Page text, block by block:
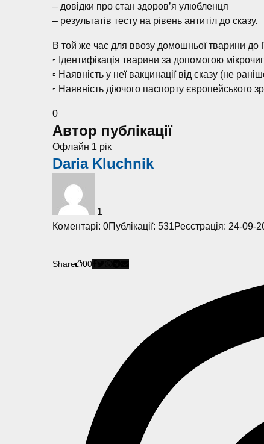
– довідки про стан здоров’я улюбленця
– результатів тесту на рівень антитіл до сказу.
В той же час для ввозу домошньої тварини до
▫️ Ідентифікація тварини за допомогою
▫️ Наявність у неї вакцинації від сказу (не
▫️ Наявність діючого паспорту європейського
0
Автор публікації
Офлайн 1 рік
Daria Kluchnik
1
Коментарі: 0Публікації: 531Реєстрація: 24-09-
Share 00